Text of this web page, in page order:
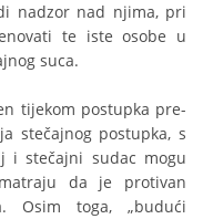
nadzor nad njima, pri
te iste osobe u
suca.
tijekom postupka pre-
stečajnog postupka, s
i stečajni sudac mogu
da je protivan
Osim toga, „budući